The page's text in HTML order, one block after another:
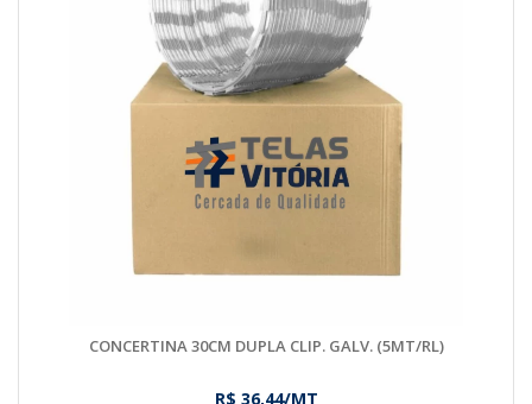
CONCERTINA 30CM DUPLA CLIP. GALV. (5MT/RL)
R$ 36,44/MT